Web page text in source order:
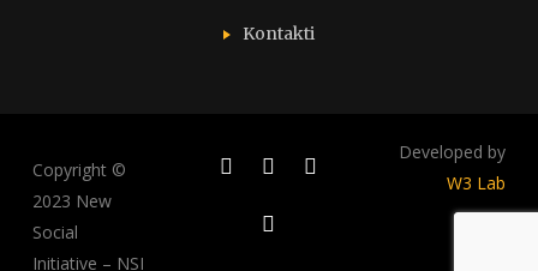
Kontakti
Copyright ©
2023 New
Social
Initiative – NSI
Developed by
W3 Lab